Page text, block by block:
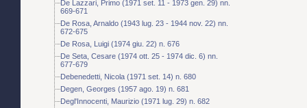
De Lazzari, Primo (1971 set. 11 - 1973 gen. 29) nn.
669-671
De Rosa, Arnaldo (1943 lug. 23 - 1944 nov. 22) nn.
672-675
De Rosa, Luigi (1974 giu. 22) n. 676
De Seta, Cesare (1974 ott. 25 - 1974 dic. 6) nn.
677-679
Debenedetti, Nicola (1971 set. 14) n. 680
Degen, Georges (1957 ago. 19) n. 681
Degl'Innocenti, Maurizio (1971 lug. 29) n. 682